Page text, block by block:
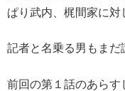
ぱり武内、梶間家に対
記者と名乗る男もまだ
前回の第１話のあらす